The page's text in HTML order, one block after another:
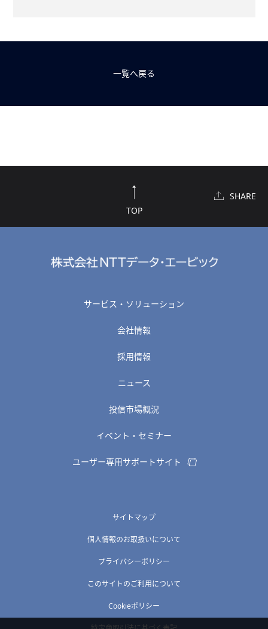
一覧へ戻る
TOP
SHARE
サービス・ソリューション
会社情報
採用情報
ニュース
投信市場概況
イベント・セミナー
ユーザー専用サポートサイト
サイトマップ
個人情報のお取扱いについて
プライバシーポリシー
このサイトのご利用について
Cookieポリシー